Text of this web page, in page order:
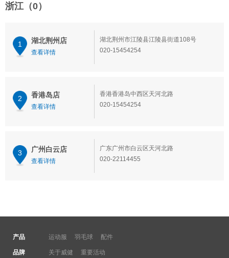
浙江（0）
1 湖北荆州店
查看详情
湖北荆州市江陵县江陵县街道108号
020-15454254
2 香港岛店
查看详情
香港香港岛中西区天河北路
020-15454254
3 广州白云店
查看详情
广东广州市白云区天河北路
020-22114455
产品 运动服 羽毛球 配件
品牌 关于威健 重要活动